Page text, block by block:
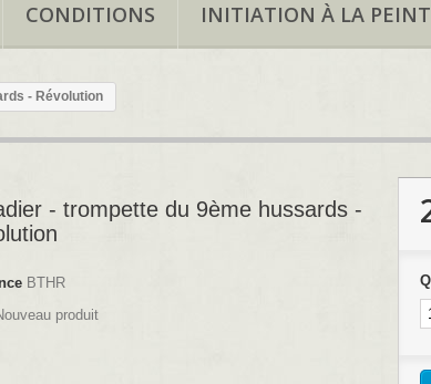
CONDITIONS INITIATION À LA
- Révolution
- trompette du 9ème hussards -
BTHR
produit